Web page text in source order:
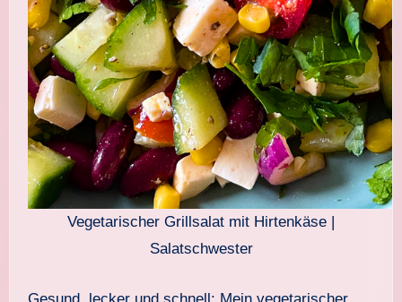
Vegetarischer Grillsalat mit Hirtenkäse |
Salatschwester
Gesund, lecker und schnell: Mein vegetarischer